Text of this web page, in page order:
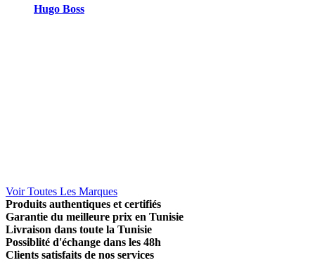
Hugo Boss
Voir Toutes Les Marques
Produits authentiques et certifiés
Garantie du meilleure prix en Tunisie
Livraison dans toute la Tunisie
Possiblité d'échange dans les 48h
Clients satisfaits de nos services